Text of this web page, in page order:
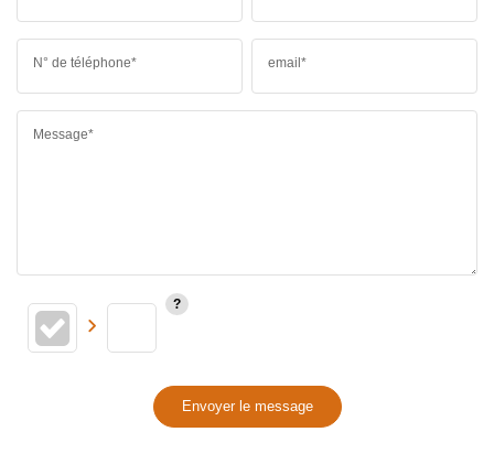
N° de téléphone* email*
Message*
Envoyer le message